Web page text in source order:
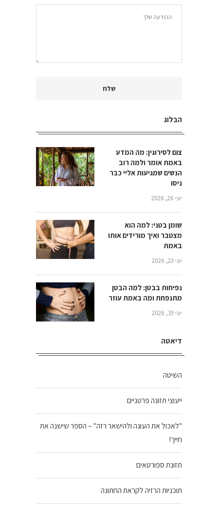
הבלוג
צום לסירוגין: מה המדע
באמת אומר ולמה רוב
הנשים שמגיעות אליי כבר
ניסו
יוני 26, 2026
שומן בטני: למה הוא
מצטבר ואיך מורידים אותו
באמת
יוני 23, 2026
נפיחות בבטן: למה הבטן
מתנפחת ומה באמת עוזר
יוני 19, 2026
דיאטה
השיטה
ייעוצי תזונה פרטניים
"לאכול את העוגה ולהישאר רזה" – הספר שישנה את
חייך!
תזונת ספורטאים
תוכניות הרזיה לקראת החתונה